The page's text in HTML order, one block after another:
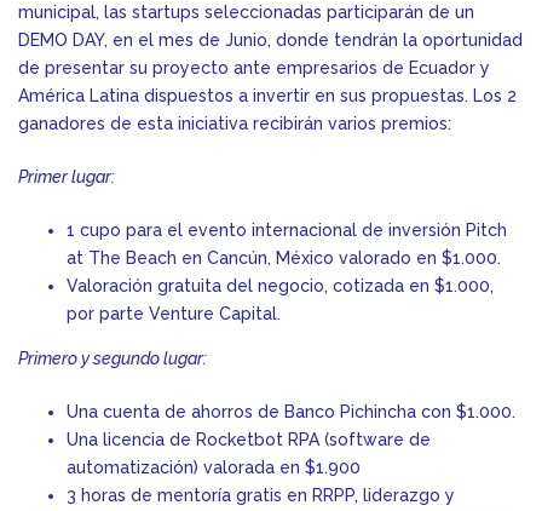
municipal, las startups seleccionadas participarán de un
DEMO DAY, en el mes de Junio, donde tendrán la oportunidad
de presentar su proyecto ante empresarios de Ecuador y
América Latina dispuestos a invertir en sus propuestas. Los 2
ganadores de esta iniciativa recibirán varios premios:
Primer lugar:
1 cupo para el evento internacional de inversión Pitch
at The Beach en Cancún, México valorado en $1.000.
Valoración gratuita del negocio, cotizada en $1.000,
por parte Venture Capital.
Primero y segundo lugar:
Una cuenta de ahorros de Banco Pichincha con $1.000.
Una licencia de Rocketbot RPA (software de
automatización) valorada en $1.900
3 horas de mentoría gratis en RRPP, liderazgo y